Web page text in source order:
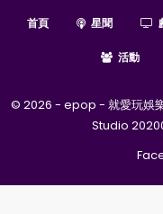
首頁 星聞
活動
© 2026 - epop - 就愛玩娛
Studio